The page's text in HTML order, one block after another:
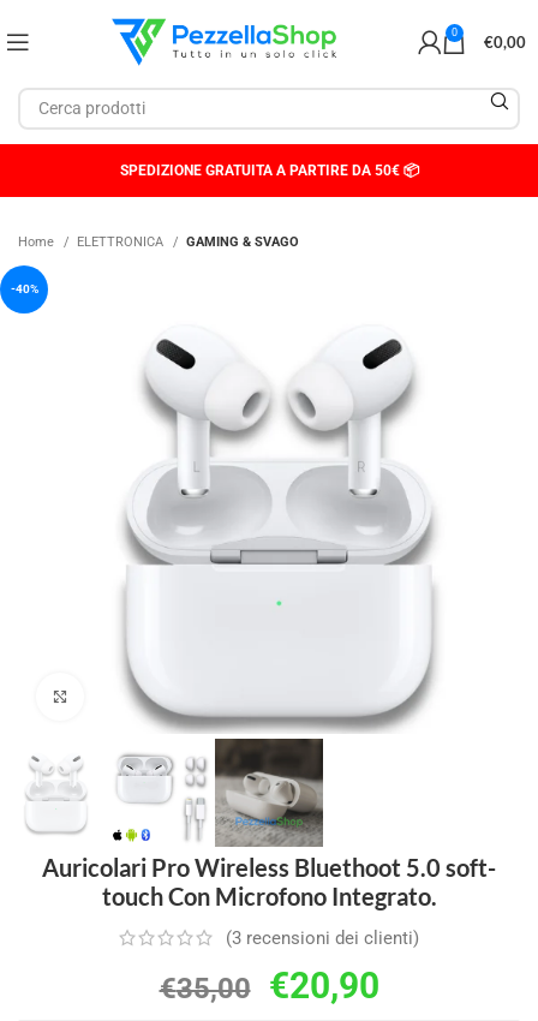
0 €0,00
SPEDIZIONE GRATUITA A PARTIRE DA 50€ 📦
Home ELETTRONICA GAMING & SVAGO
-40%
Clicca per ingrandire
Auricolari Pro Wireless Bluethoot 5.0 soft-
touch Con Microfono Integrato.
(3 recensioni dei clienti)
€35,00 €20,90